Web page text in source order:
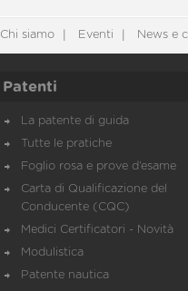
Chi siamo Eventi News e
Patenti
La patente di guida
Tutte le pratiche
Foglio rosa e prove d’esame
Carta di Qualificazione del
Conducente (CQC)
Medici Certificatori - Novità
Modulistica
Patente nautica